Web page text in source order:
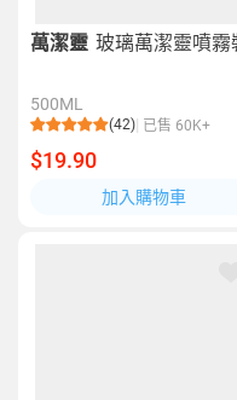
萬潔靈 玻璃萬潔靈噴霧
500ML
(42) 已售 60K+
$19.90
加入購物車